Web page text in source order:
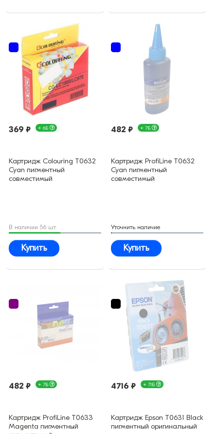
369 ₽ + 6Б
Картридж Colouring T0632
Cyan пигментный
совместимый
В наличии 56 шт.
Купить
482 ₽ + 7Б
Картридж ProfiLine T0632
Cyan пигментный
совместимый
Уточнить наличие
Купить
482 ₽ + 7Б
Картридж ProfiLine T0633
Magenta пигментный
4716 ₽ + 71Б
Картридж Epson T0631 Black
пигментный оригинальный